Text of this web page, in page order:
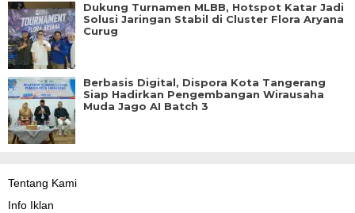
Dukung Turnamen MLBB, Hotspot Katar Jadi
Solusi Jaringan Stabil di Cluster Flora Aryana
Curug
Berbasis Digital, Dispora Kota Tangerang
Siap Hadirkan Pengembangan Wirausaha
Muda Jago AI Batch 3
Tentang Kami
Info Iklan